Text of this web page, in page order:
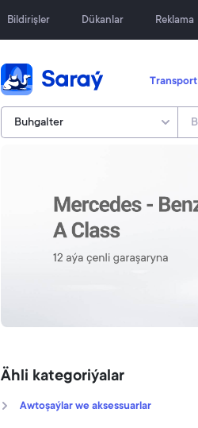
Bildirişler Dükanlar Reklama
Transport
Ähli kategoriýalar
Awtoşaýlar we aksessuarlar